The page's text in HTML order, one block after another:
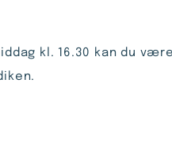
kl. 16.30 kan du